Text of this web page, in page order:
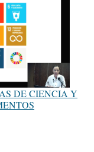
DE CIENCIA Y